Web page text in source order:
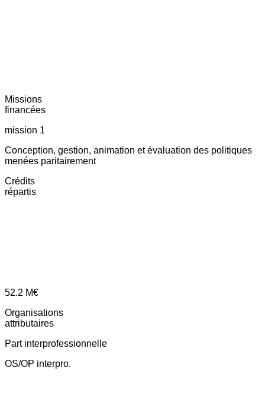
Missions
financées
mission 1
Conception, gestion, animation et évaluation des politiques
menées paritairement
Crédits
répartis
52.2 M€
Organisations
attributaires
Part interprofessionnelle
OS/OP interpro.